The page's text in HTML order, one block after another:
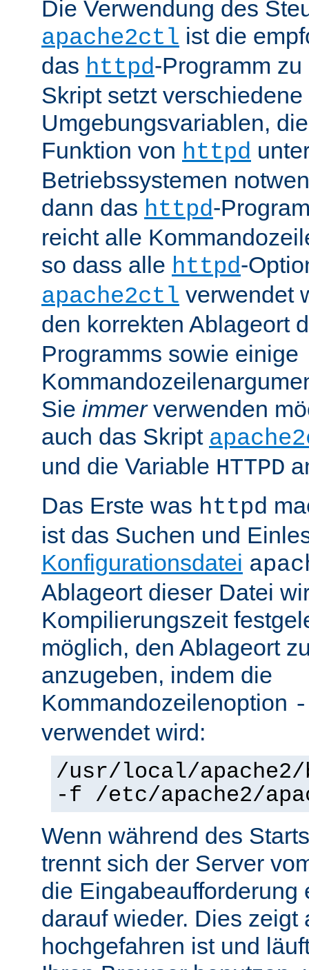
Die Verwendung des
apache2ctl ist die
das httpd-Programm
Skript setzt verschiedene
Umgebungsvariablen,
Funktion von httpd
Betriebssystemen
dann das httpd-
reicht alle
so dass alle httpd-
apache2ctl verwendet
den korrekten Ablageort
Programms sowie einige
Sie immerverwenden
auch das Skript
und die Variable HTTPD
Das Erste was httpd
ist das Suchen und
Konfigurationsdatei
Ablageort dieser Datei
Kompilierungszeit
möglich, den Ablageort
anzugeben, indem die
Kommandozeilenoption
verwendet wird:
/usr/local/
-f /etc/apache2/
Wenn während des
trennt sich der Server
die Eingabeaufforderung
darauf wieder. Dies zeigt
hochgefahren ist und